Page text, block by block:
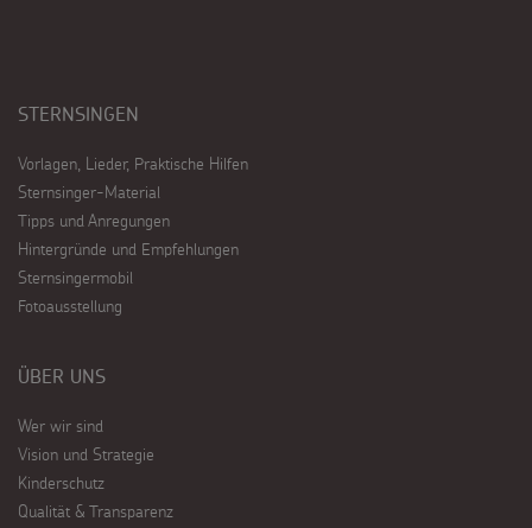
STERNSINGEN
Vorlagen, Lieder, Praktische Hilfen
Sternsinger-Material
Tipps und Anregungen
Hintergründe und Empfehlungen
Sternsingermobil
Fotoausstellung
ÜBER UNS
Wer wir sind
Vision und Strategie
Kinderschutz
Qualität & Transparenz